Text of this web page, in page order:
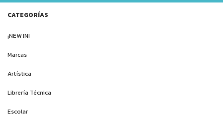
CATEGORÍAS
¡NEW IN!
Marcas
Artística
Librería Técnica
Escolar